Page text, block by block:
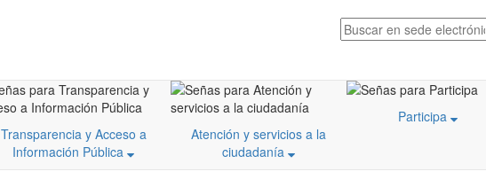
Transparencia y Acceso a
Información Pública
Atención y servicios a la
ciudadanía
Participa